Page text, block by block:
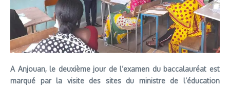
A Anjouan, le deuxième jour de l’examen du baccalauréat est
marqué par la visite des sites du ministre de l’éducation